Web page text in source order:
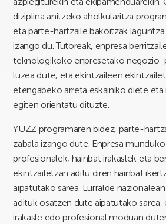
diziplina anitzeko aholkularitza
eta parte-hartzaile bakoitzak
izango du. Tutoreak, enpresa
teknologikoko enpresetako negozio-
luzea dute, eta ekintzaileen
etengabeko arreta eskainiko diete
egiten orientatu dituzte.
YUZZ programaren bidez, parte-
zabala izango dute. Enpresa
profesionalek, hainbat irakaslek eta
ekintzailetzan aditu diren hainbat
aipatutako sarea. Lurralde
adituk osatzen dute aipatutako
irakasle edo profesional moduan